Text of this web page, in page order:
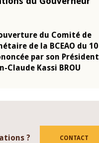
du Comité de
de la BCEAO du 10
par son Président
Claude Kassi BROU
? CONTACT